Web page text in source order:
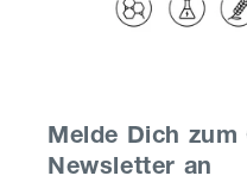
Melde Dich
Newsletter an